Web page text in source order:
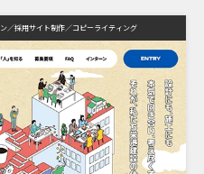
採用サイト制作 コピーライティング